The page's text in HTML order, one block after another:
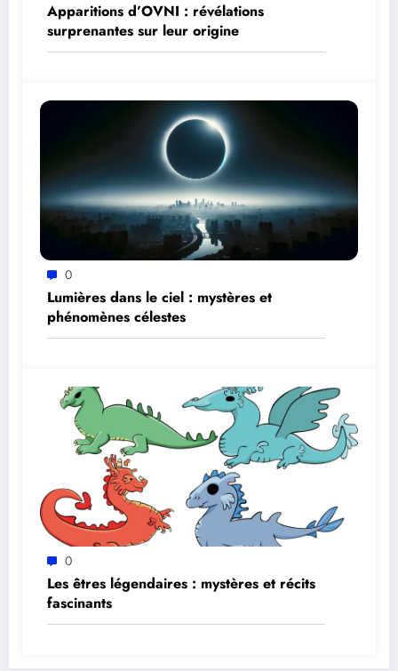
Apparitions d’OVNI : révélations
surprenantes sur leur origine
0
Lumières dans le ciel : mystères et
phénomènes célestes
0
Les êtres légendaires : mystères et récits
fascinants